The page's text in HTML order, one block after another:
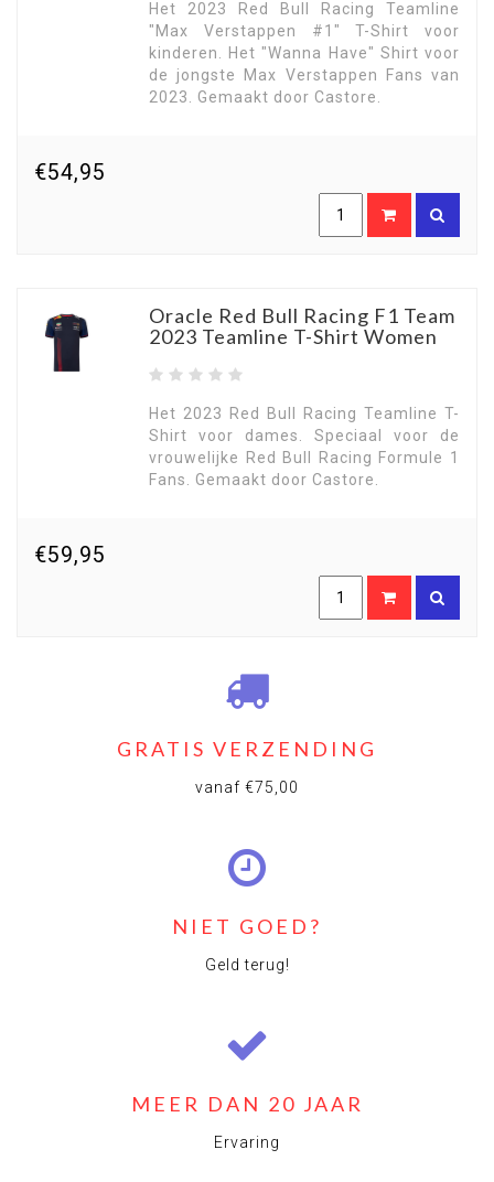
Het 2023 Red Bull Racing Teamline
"Max Verstappen #1" T-Shirt voor
kinderen. Het "Wanna Have" Shirt voor
de jongste Max Verstappen Fans van
2023. Gemaakt door Castore.
€54,95
Oracle Red Bull Racing F1 Team
2023 Teamline T-Shirt Women
Het 2023 Red Bull Racing Teamline T-
Shirt voor dames. Speciaal voor de
vrouwelijke Red Bull Racing Formule 1
Fans. Gemaakt door Castore.
€59,95
GRATIS VERZENDING
vanaf €75,00
NIET GOED?
Geld terug!
MEER DAN 20 JAAR
Ervaring